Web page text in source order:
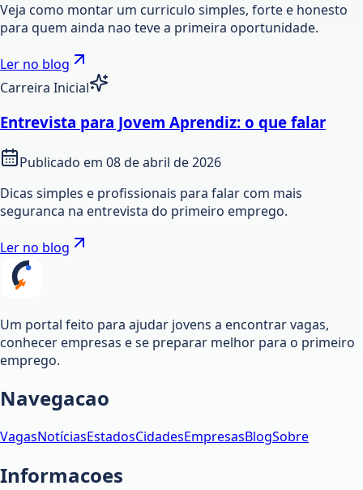
Veja como montar um curriculo simples, forte e honesto
para quem ainda nao teve a primeira oportunidade.
Ler no blog
Carreira Inicial
Entrevista para Jovem Aprendiz: o que falar
Publicado em 08 de abril de 2026
Dicas simples e profissionais para falar com mais
seguranca na entrevista do primeiro emprego.
Ler no blog
Um portal feito para ajudar jovens a encontrar vagas,
conhecer empresas e se preparar melhor para o primeiro
emprego.
Navegacao
VagasNotíciasEstadosCidadesEmpresasBlogSobre
Informacoes